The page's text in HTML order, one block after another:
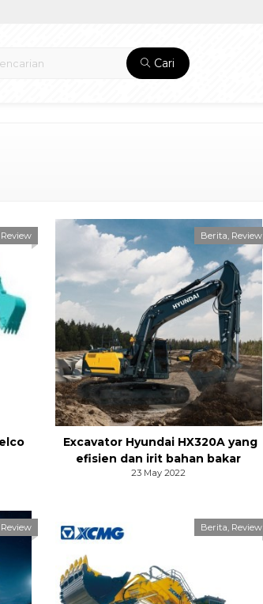
Cari
Review Berita, Review
Excavator Hyundai HX320A yang
efisien dan irit bahan bakar
23 May 2022
Review Berita Review